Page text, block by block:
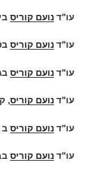
עו"ד נועם קוריס
עו"ד נועם קוריס
עו"ד נועם קוריס
עו"ד נועם קוריס,
עו"ד נועם קוריס ב
עו"ד נועם קוריס